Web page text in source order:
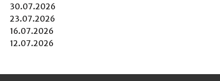
30.07.2026
23.07.2026
16.07.2026
12.07.2026